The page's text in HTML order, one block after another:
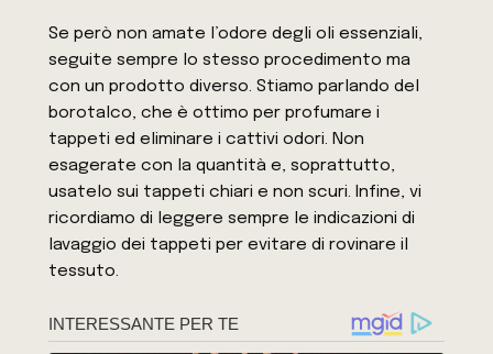
Se però non amate l’odore degli oli essenziali,
seguite sempre lo stesso procedimento ma
con un prodotto diverso. Stiamo parlando del
borotalco, che è ottimo per profumare i
tappeti ed eliminare i cattivi odori. Non
esagerate con la quantità e, soprattutto,
usatelo sui tappeti chiari e non scuri. Infine, vi
ricordiamo di leggere sempre le indicazioni di
lavaggio dei tappeti per evitare di rovinare il
tessuto.